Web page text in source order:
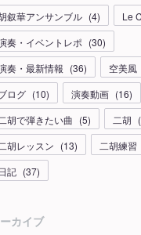
叙華アンサンブル (4) Le
奏・イベントレポ (30)
奏・最新情報 (36) 空美風
ログ (10) 演奏動画 (16)
胡で弾きたい曲 (5) 二胡 (
胡レッスン (13) 二胡練習
日記 (37)
カイブ